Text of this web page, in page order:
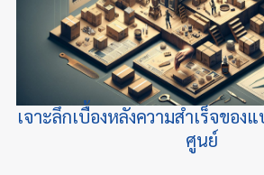
เจาะลึกเบื้องหลังความสำเร็จของ
ศูนย์